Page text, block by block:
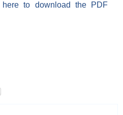
here to download the PDF